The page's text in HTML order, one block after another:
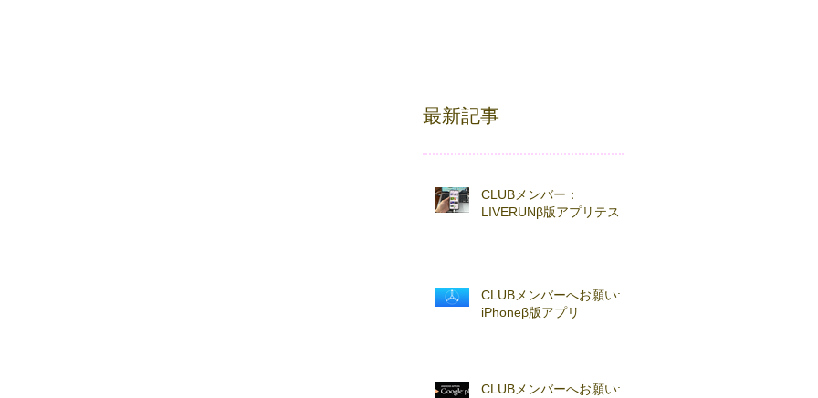
最新記事
CLUBメンバー：
LIVERUNβ版アプリテスト
CLUBメンバーへお願い:
iPhoneβ版アプリ
CLUBメンバーへお願い: